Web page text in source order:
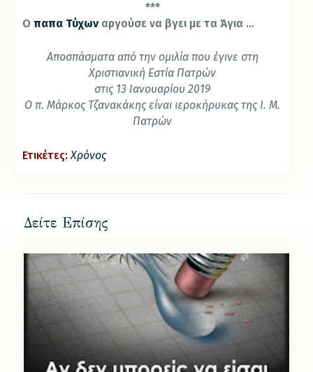
***
Οπαπα Τύχων αργούσε να βγει με τα Άγια …
Aποσπάσματα από την ομιλία που έγινε στη
Χριστιανική Εστία Πατρών
στις 13 Ιανουαρίου 2019
Ο π. Μάρκος Τζανακάκης είναι ιεροκήρυκας της Ι. Μ.
Πατρών
Ετικέτες: Χρόνος
Δείτε Επίσης